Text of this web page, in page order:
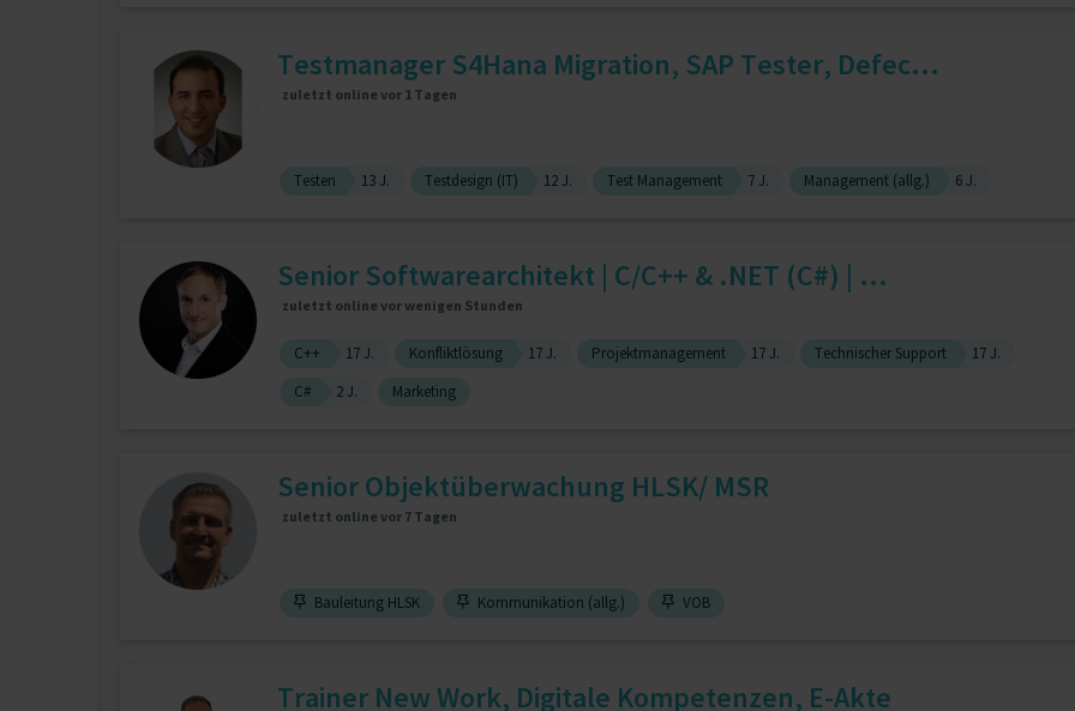
Testmanager S4Hana Migration, SAP Tester, Defec...
zuletzt online vor 1 Tagen
Testen 13 J. Testdesign (IT) 12 J. Test Management 7 J. Management (allg.) 6 J.
Senior Softwarearchitekt | C/C++ & .NET (C#) | ...
zuletzt online vor wenigen Stunden
C++ 17 J. Konfliktlösung 17 J. Projektmanagement 17 J. Technischer Support
17 J.
C#
2 J. Marketing
Senior Objektüberwachung HLSK/ MSR
zuletzt online vor 7 Tagen
Bauleitung HLSK Kommunikation (allg.) VOB
Trainer New Work, Digitale Kompetenzen, E-Akte